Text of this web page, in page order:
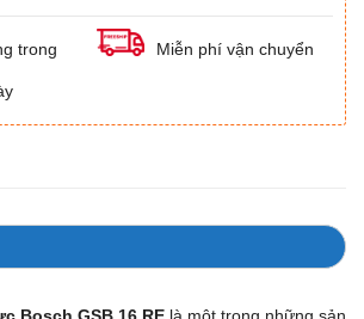
trong Miễn phí vận chuyển
Bosch GSB 16 RE là một trong những sản